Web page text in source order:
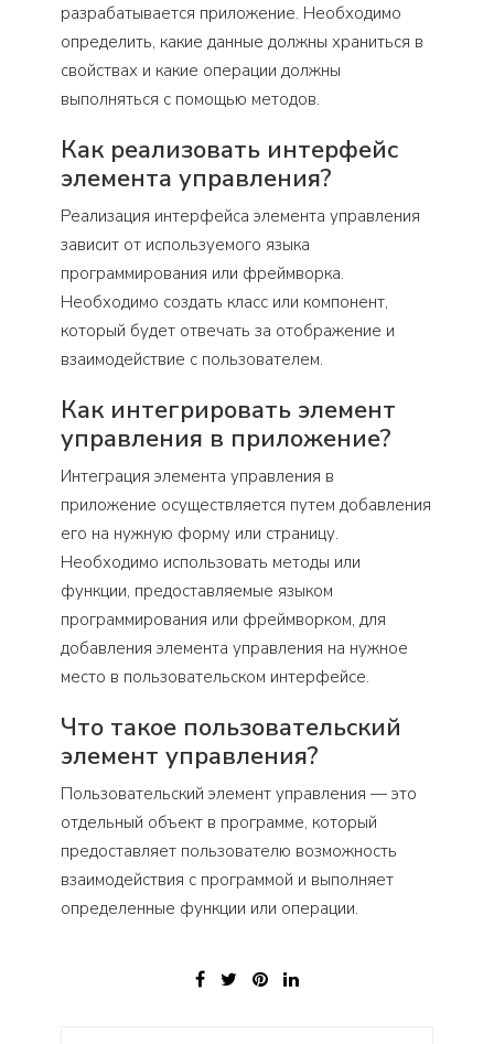
разрабатывается приложение. Необходимо
определить, какие данные должны храниться в
свойствах и какие операции должны
выполняться с помощью методов.
Как реализовать интерфейс
элемента управления?
Реализация интерфейса элемента управления
зависит от используемого языка
программирования или фреймворка.
Необходимо создать класс или компонент,
который будет отвечать за отображение и
взаимодействие с пользователем.
Как интегрировать элемент
управления в приложение?
Интеграция элемента управления в
приложение осуществляется путем добавления
его на нужную форму или страницу.
Необходимо использовать методы или
функции, предоставляемые языком
программирования или фреймворком, для
добавления элемента управления на нужное
место в пользовательском интерфейсе.
Что такое пользовательский
элемент управления?
Пользовательский элемент управления — это
отдельный объект в программе, который
предоставляет пользователю возможность
взаимодействия с программой и выполняет
определенные функции или операции.